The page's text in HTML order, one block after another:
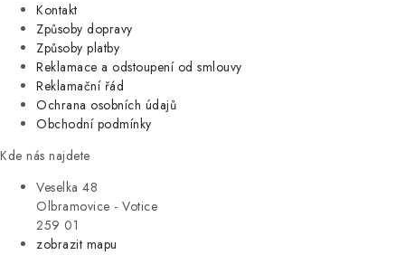
Kontakt
Způsoby dopravy
Způsoby platby
Reklamace a odstoupení od smlouvy
Reklamační řád
Ochrana osobních údajů
Obchodní podmínky
Kde nás najdete
Veselka 48
Olbramovice - Votice
259 01
zobrazit mapu
KUCHYNĚ
ORGANIZACE
DOMÁCNOST
ÚKLID
VÝPRODEJ
ZNAČKY